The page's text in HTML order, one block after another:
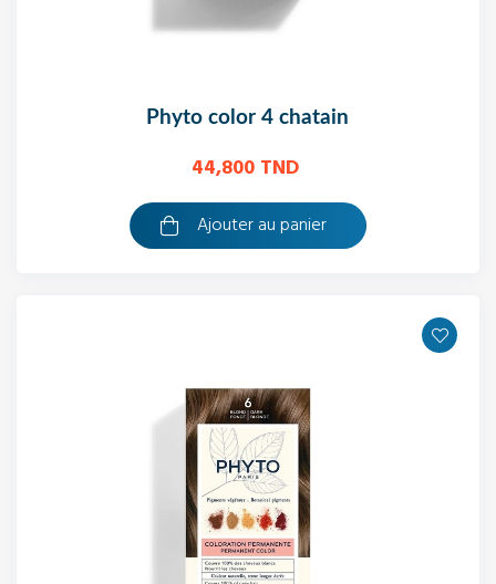
phyto color 4 chatain
44,800 TND
Ajouter au panier